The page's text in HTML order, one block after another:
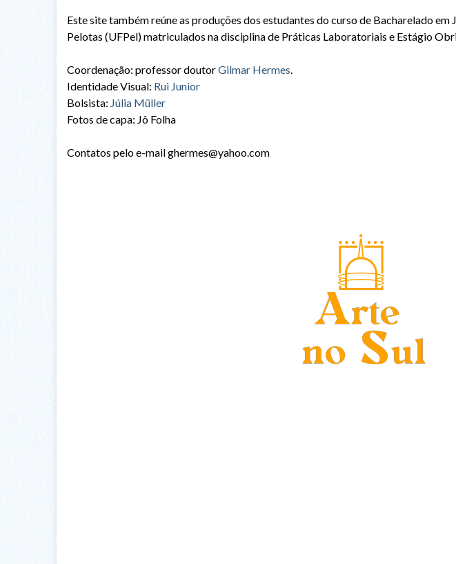
Este site também reúne as produções dos estudantes do curso de Bacharelado
Pelotas (UFPel) matriculados na disciplina de Práticas Laboratoriais e Estágio
Coordenação: professor doutorGilmar Hermes.
Identidade Visual: Rui Junior
Bolsista: Júlia Müller
Fotos de capa: Jô Folha
Contatos pelo e-mail ghermes@yahoo.com